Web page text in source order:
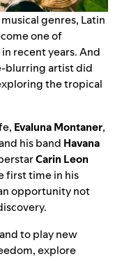
genres, Latin
one of
recent years. And
blurring artist did
the tropical
Evaluna Montaner,
his band Havana
Carin Leon
first time in his
opportunity not
to play new
explore